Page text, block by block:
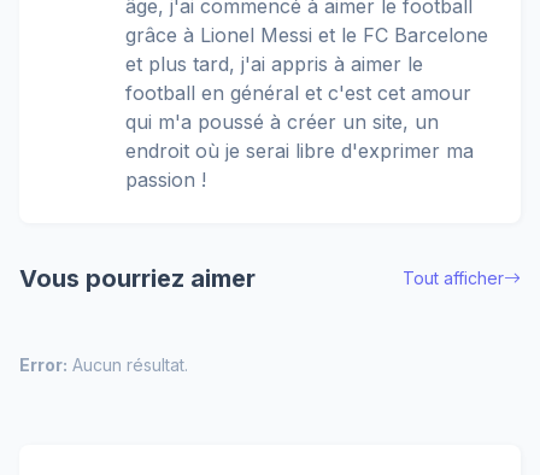
âge, j'ai commencé à aimer le football
grâce à Lionel Messi et le FC Barcelone
et plus tard, j'ai appris à aimer le
football en général et c'est cet amour
qui m'a poussé à créer un site, un
endroit où je serai libre d'exprimer ma
passion !
Vous pourriez aimer Tout afficher
Error: Aucun résultat.